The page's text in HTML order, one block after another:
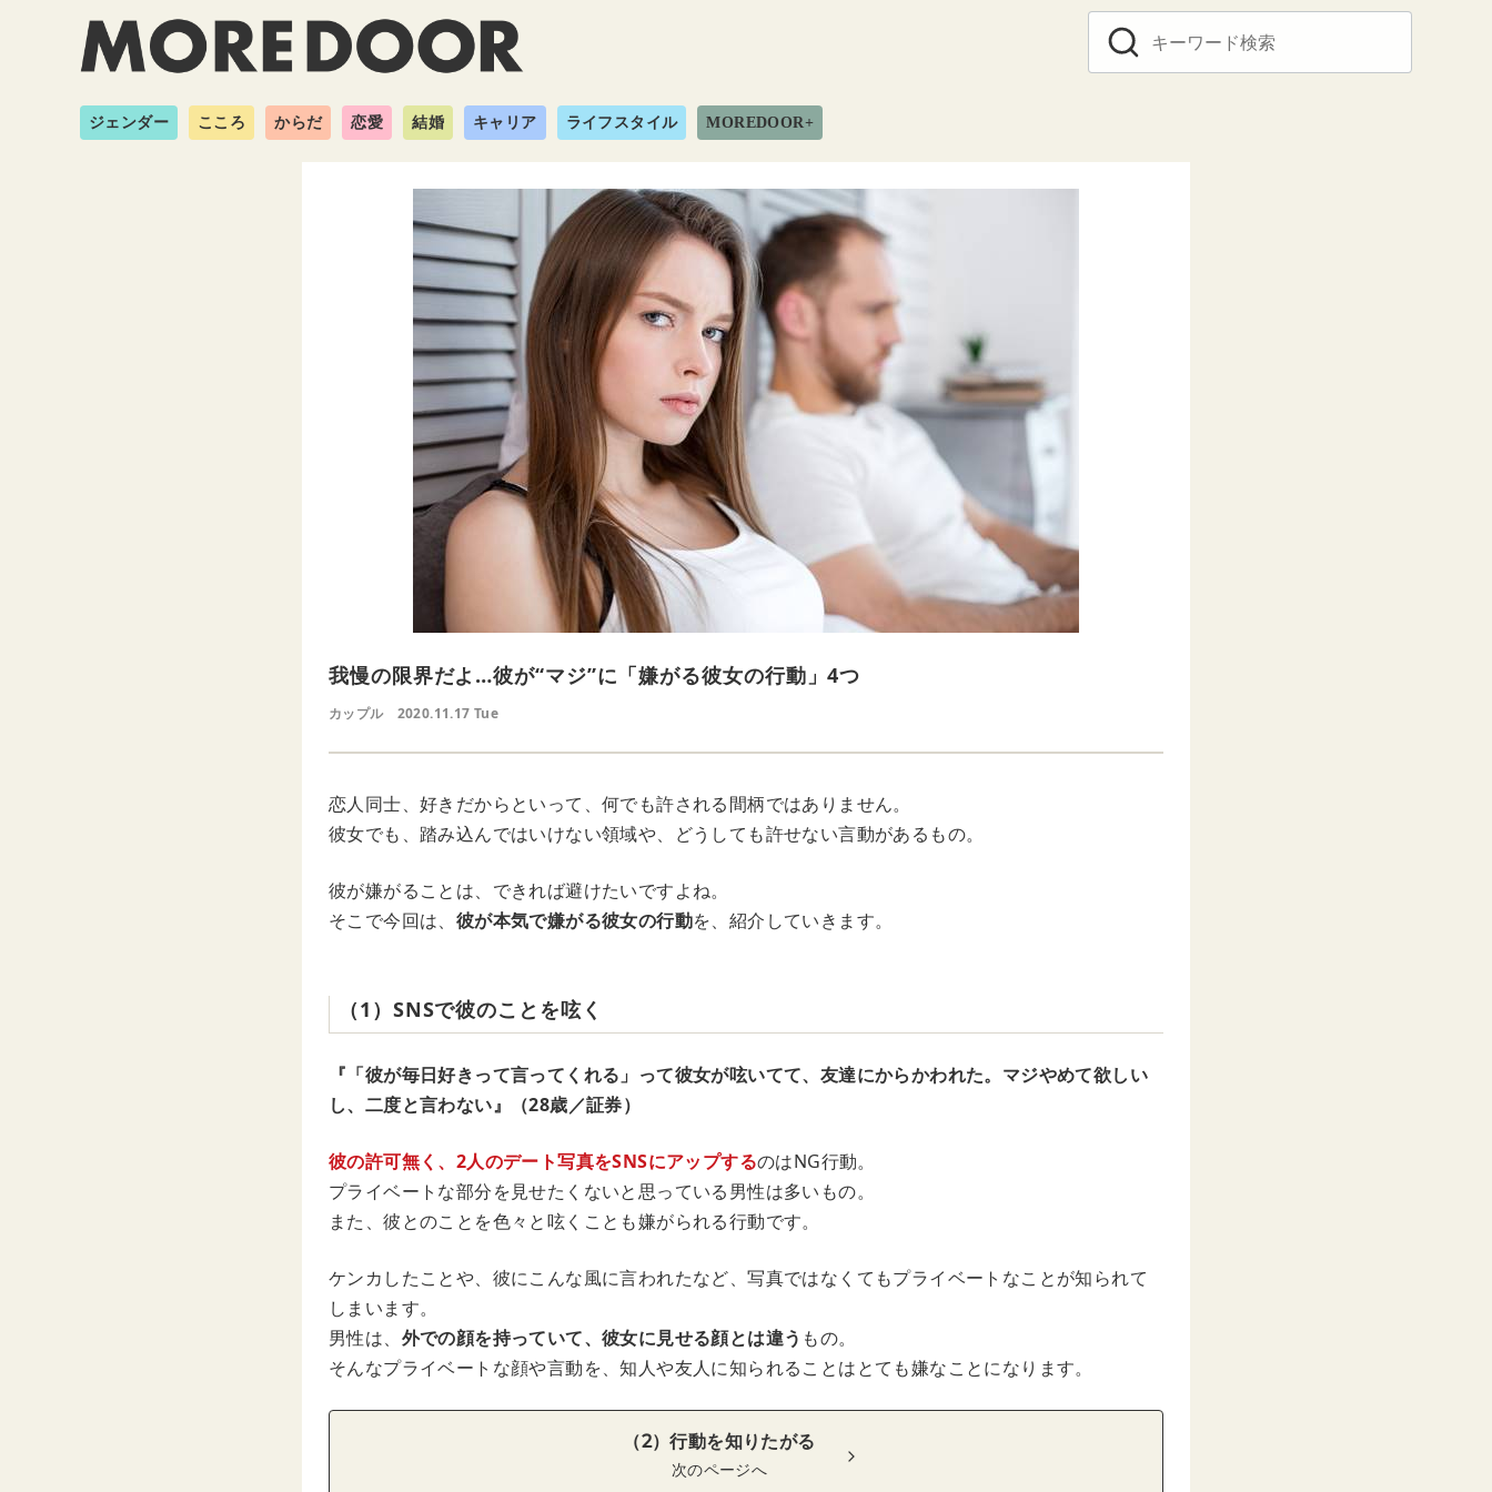
ジェンダー こころ からだ 恋愛 結婚 キャリア ライフスタイル MOREDOOR+
我慢の限界だよ…彼が“マジ”に「嫌がる彼女の行動」4つ
カップル 2020.11.17 Tue
恋人同士、好きだからといって、何でも許される間柄ではありません。
彼女でも、踏み込んではいけない領域や、どうしても許せない言動があるもの。
彼が嫌がることは、できれば避けたいですよね。
そこで今回は、 彼が本気で嫌がる彼女の行動を、紹介していきます。
（1）SNSで彼のことを呟く
『「彼が毎日好きって言ってくれる」って彼女が呟いてて、友達にからかわれた。マジやめて欲しい
し、二度と言わない』（28歳／証券）
彼の許可無く、2人のデート写真をSNSにアップするのはNG行動。
プライベートな部分を見せたくないと思っている男性は多いもの。
また、彼とのことを色々と呟くことも嫌がられる行動です。
ケンカしたことや、彼にこんな風に言われたなど、写真ではなくてもプライベートなことが知られて
しまいます。
男性は、 外での顔を持っていて、彼女に見せる顔とは違う もの。
そんなプライベートな顔や言動を、知人や友人に知られることはとても嫌なことになります。
（2）行動を知りたがる
次のページへ